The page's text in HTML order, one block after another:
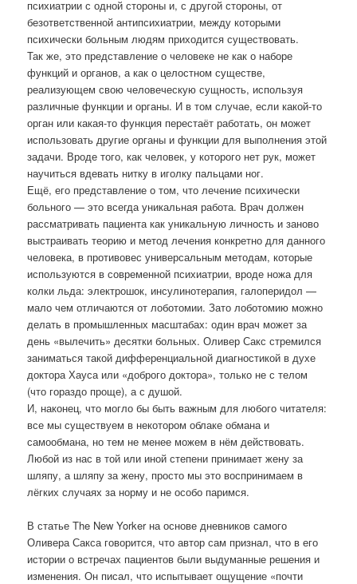
психиатрии с одной стороны и, с другой стороны, от
безответственной антипсихиатрии, между которыми
психически больным людям приходится существовать.
Так же, это представление о человеке не как о наборе
функций и органов, а как о целостном существе,
реализующем свою человеческую сущность, используя
различные функции и органы. И в том случае, если какой-то
орган или какая-то функция перестаёт работать, он может
использовать другие органы и функции для выполнения этой
задачи. Вроде того, как человек, у которого нет рук, может
научиться вдевать нитку в иголку пальцами ног.
Ещё, его представление о том, что лечение психически
больного — это всегда уникальная работа. Врач должен
рассматривать пациента как уникальную личность и заново
выстраивать теорию и метод лечения конкретно для данного
человека, в противовес универсальным методам, которые
используются в современной психиатрии, вроде ножа для
колки льда: электрошок, инсулинотерапия, галоперидол —
мало чем отличаются от лоботомии. Зато лоботомию можно
делать в промышленных масштабах: один врач может за
день «вылечить» десятки больных. Оливер Сакс стремился
заниматься такой дифференциальной диагностикой в духе
доктора Хауса или «доброго доктора», только не с телом
(что гораздо проще), а с душой.
И, наконец, что могло бы быть важным для любого читателя:
все мы существуем в некотором облаке обмана и
самообмана, но тем не менее можем в нём действовать.
Любой из нас в той или иной степени принимает жену за
шляпу, а шляпу за жену, просто мы это воспринимаем в
лёгких случаях за норму и не особо паримся.
В статье The New Yorker на основе дневников самого
Оливера Сакса говорится, что автор сам признал, что в его
истории о встречах пациентов были выдуманные решения и
изменения. Он писал, что испытывает ощущение «почти